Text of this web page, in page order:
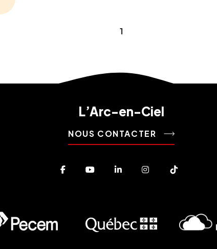
1
L’Arc-en-Ciel
NOUS CONTACTER